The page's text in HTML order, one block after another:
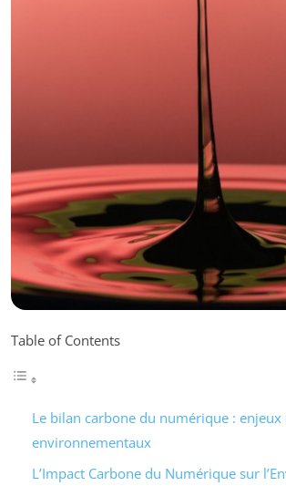
Table of Contents
Le bilan carbone du numérique : enjeux
environnementaux
L’Impact Carbone du Numérique sur